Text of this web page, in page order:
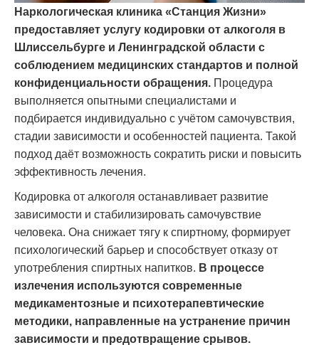
Наркологическая клиника «Станция Жизни»
предоставляет услугу кодировки от алкоголя в
Шлиссельбурге и Ленинградской области с
соблюдением медицинских стандартов и полной
конфиденциальности обращения. Процедура
выполняется опытными специалистами и
подбирается индивидуально с учётом самочувствия,
стадии зависимости и особенностей пациента. Такой
подход даёт возможность сократить риски и повысить
эффективность лечения.
Кодировка от алкоголя останавливает развитие
зависимости и стабилизировать самочувствие
человека. Она снижает тягу к спиртному, формирует
психологический барьер и способствует отказу от
употребления спиртных напитков. В процессе
излечения используются современные
медикаментозные и психотерапевтические
методики, направленные на устранение причин
зависимости и предотвращение срывов.